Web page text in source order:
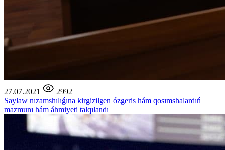
27.07.2021
2992
Saylaw nızamshılıǵına kirgizilgen ózgeris hám qosımshalardıń
mazmunı hám áhmiyeti talqılandı